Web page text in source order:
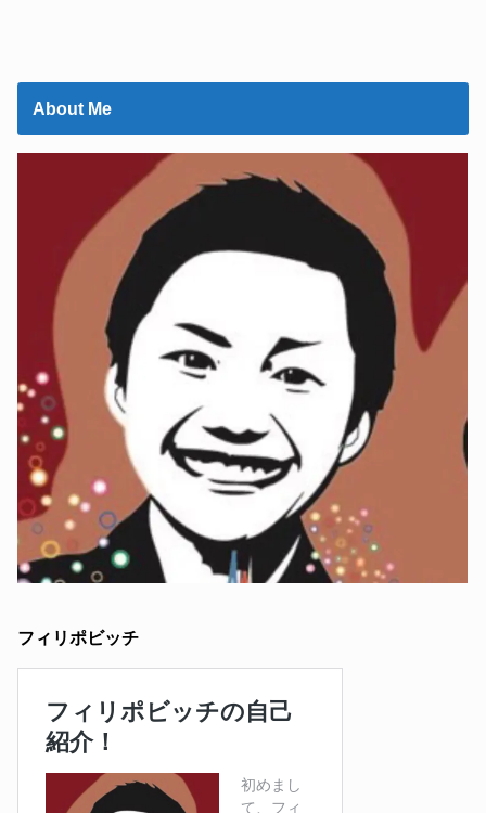
About Me
フィリポビッチ